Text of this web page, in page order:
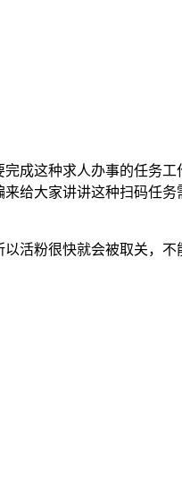
成这种求人办事的任务工
给大家讲讲这种扫码任务
活粉很快就会被取关，不